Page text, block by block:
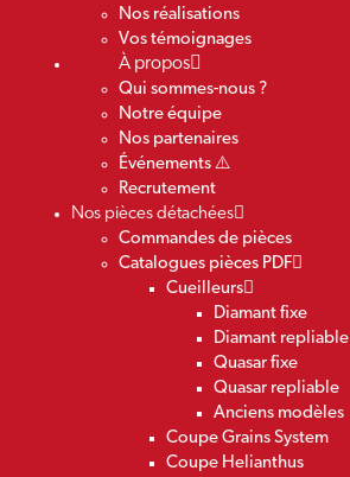
Nos réalisations
Vos témoignages
À propos
Qui sommes-nous ?
Notre équipe
Nos partenaires
Événements ⚠️
Recrutement
Nos pièces détachées
Commandes de pièces
Catalogues pièces PDF
Cueilleurs
Diamant fixe
Diamant repliable
Quasar fixe
Quasar repliable
Anciens modèles
Coupe Grains System
Coupe Helianthus